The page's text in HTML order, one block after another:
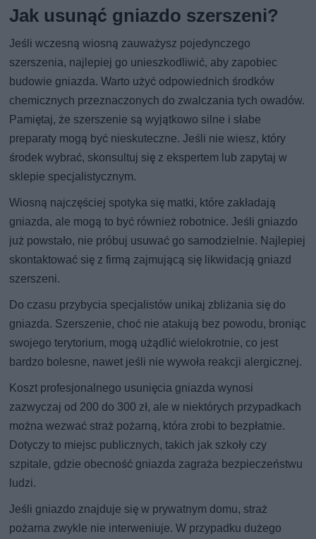
Jak usunąć gniazdo szerszeni?
Jeśli wczesną wiosną zauważysz pojedynczego
szerszenia, najlepiej go unieszkodliwić, aby zapobiec
budowie gniazda. Warto użyć odpowiednich środków
chemicznych przeznaczonych do zwalczania tych owadów.
Pamiętaj, że szerszenie są wyjątkowo silne i słabe
preparaty mogą być nieskuteczne. Jeśli nie wiesz, który
środek wybrać, skonsultuj się z ekspertem lub zapytaj w
sklepie specjalistycznym.
Wiosną najczęściej spotyka się matki, które zakładają
gniazda, ale mogą to być również robotnice. Jeśli gniazdo
już powstało, nie próbuj usuwać go samodzielnie. Najlepiej
skontaktować się z firmą zajmującą się likwidacją gniazd
szerszeni.
Do czasu przybycia specjalistów unikaj zbliżania się do
gniazda. Szerszenie, choć nie atakują bez powodu, broniąc
swojego terytorium, mogą użądlić wielokrotnie, co jest
bardzo bolesne, nawet jeśli nie wywoła reakcji alergicznej.
Koszt profesjonalnego usunięcia gniazda wynosi
zazwyczaj od 200 do 300 zł, ale w niektórych przypadkach
można wezwać straż pożarną, która zrobi to bezpłatnie.
Dotyczy to miejsc publicznych, takich jak szkoły czy
szpitale, gdzie obecność gniazda zagraża bezpieczeństwu
ludzi.
Jeśli gniazdo znajduje się w prywatnym domu, straż
pożarna zwykle nie interweniuje. W przypadku dużego